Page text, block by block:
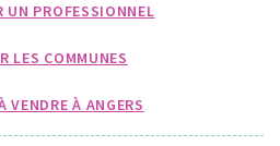
UN PROFESSIONNEL
LES COMMUNES
VENDRE À ANGERS